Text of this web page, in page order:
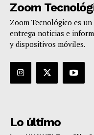
Zoom
Zoom Tecnológico es
entrega noticias e
y dispositivos móviles.
Lo último